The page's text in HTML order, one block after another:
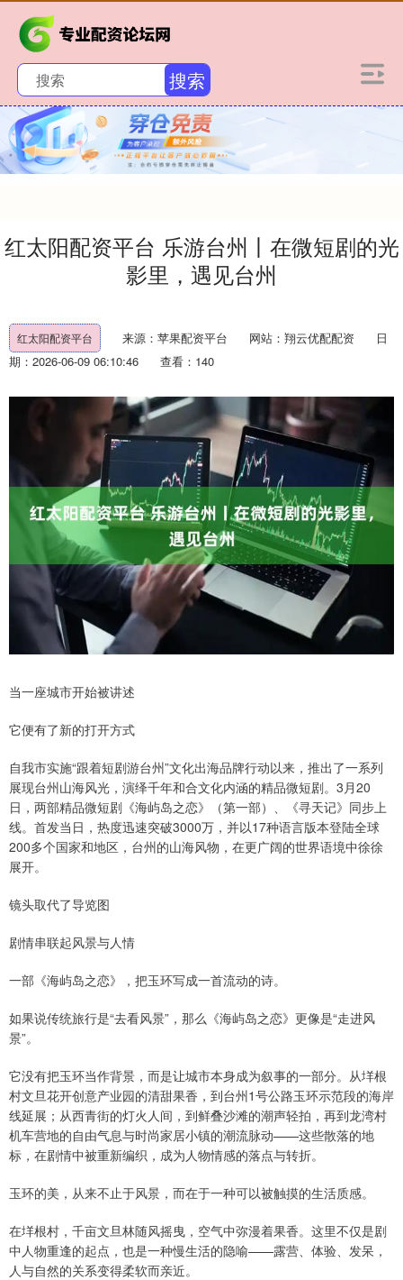
搜索
红太阳配资平台 乐游台州丨在微短剧的光
影里，遇见台州
红太阳配资平台 来源：苹果配资平台 网站：翔云优配配资
日
期：2026-06-09 06:10:46
查看：140
当一座城市开始被讲述
它便有了新的打开方式
自我市实施“跟着短剧游台州”文化出海品牌行动以来，推出了一系列
展现台州山海风光，演绎千年和合文化内涵的精品微短剧。3月20
日，两部精品微短剧《海屿岛之恋》（第一部）、《寻天记》同步上
线。首发当日，热度迅速突破3000万，并以17种语言版本登陆全球
200多个国家和地区，台州的山海风物，在更广阔的世界语境中徐徐
展开。
镜头取代了导览图
剧情串联起风景与人情
一部《海屿岛之恋》，把玉环写成一首流动的诗。
如果说传统旅行是“去看风景”，那么《海屿岛之恋》更像是“走进风
景”。
它没有把玉环当作背景，而是让城市本身成为叙事的一部分。从垟根
村文旦花开创意产业园的清甜果香，到台州1号公路玉环示范段的海岸
线延展；从西青街的灯火人间，到鲜叠沙滩的潮声轻拍，再到龙湾村
机车营地的自由气息与时尚家居小镇的潮流脉动——这些散落的地
标，在剧情中被重新编织，成为人物情感的落点与转折。
玉环的美，从来不止于风景，而在于一种可以被触摸的生活质感。
在垟根村，千亩文旦林随风摇曳，空气中弥漫着果香。这里不仅是剧
中人物重逢的起点，也是一种慢生活的隐喻——露营、体验、发呆，
人与自然的关系变得柔软而亲近。